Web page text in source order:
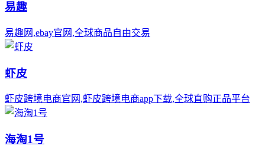
易趣
易趣网,ebay官网,全球商品自由交易
虾皮
虾皮跨境电商官网,虾皮跨境电商app下载,全球直购正品平台
海淘1号